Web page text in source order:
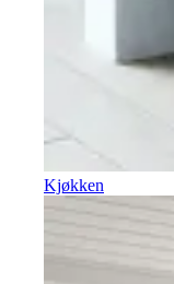
Kjøkken